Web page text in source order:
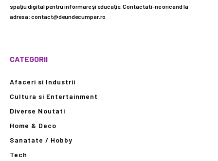
spațiu digital pentru informare și educație. Contactati-ne oricand la
adresa: contact@deundecumpar.ro
CATEGORII
Afaceri si Industrii
Cultura si Entertainment
Diverse Noutati
Home & Deco
Sanatate / Hobby
Tech